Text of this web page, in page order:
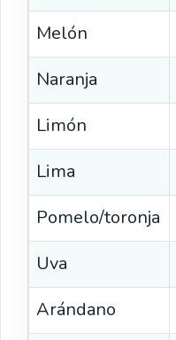
Melón
Naranja
Limón
Lima
Pomelo/toronja
Uva
Arándano